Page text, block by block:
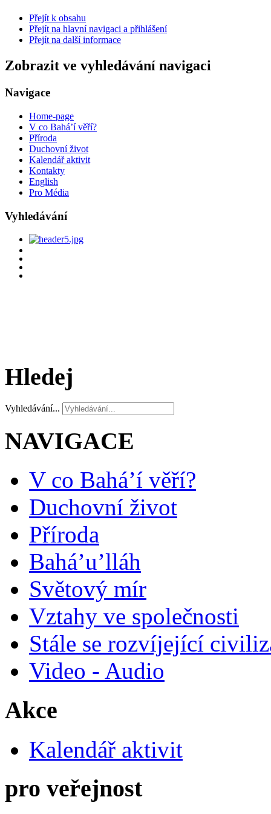
Přejít k obsahu
Přejít na hlavní navigaci a přihlášení
Přejít na další informace
Zobrazit ve vyhledávání navigaci
Navigace
Home-page
V co Bahá’í věří?
Příroda
Duchovní život
Kalendář aktivit
Kontakty
English
Pro Média
Vyhledávání
Hledej
Vyhledávání...
NAVIGACE
V co Bahá’í věří?
Duchovní život
Příroda
Bahá’u’lláh
Světový mír
Vztahy ve společnosti
Stále se rozvíjející
Video - Audio
Akce
Kalendář aktivit
pro veřejnost